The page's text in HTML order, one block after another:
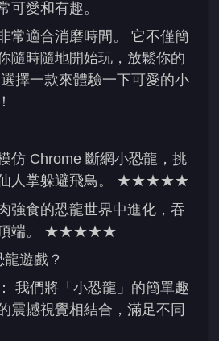
可愛和有趣。
常適合消磨時間。 它不僅簡
隨時隨地開始玩，放鬆你的
擇一款來體驗一下可愛的小
仿 Chrome 斷網小恐龍，挑
仙人掌躲避飛鳥。 ★★★★★
強食的恐龍世界中進化，吞
頂端。 ★★★★★
遊戲？
我們將「小恐龍」的簡單趣
震撼視覺相結合，滿足不同